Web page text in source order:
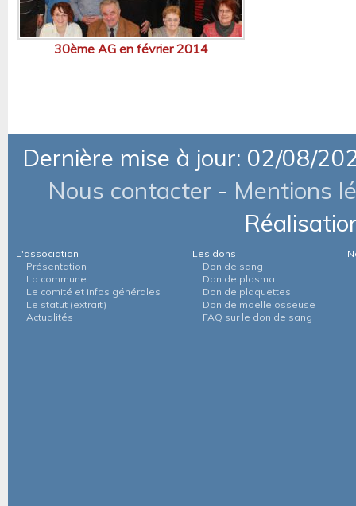
30ème AG en février 2014
Dernière mise à jour: 02/08/
Nous contacter - Mentions
L'association
Présentation
La commune
Le comité et infos générales
Le statut (extrait)
Actualités
Les dons
Don de sang
Don de plasma
Don de plaquettes
Don de moelle osseuse
FAQ sur le don de sang